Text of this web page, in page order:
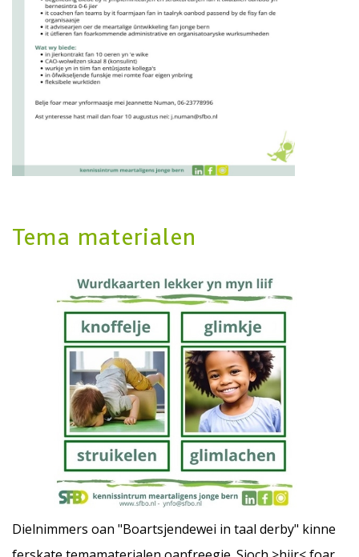
Tema materialen
Dielnimmers oan "Boartsjendewei in taal derby" kinne